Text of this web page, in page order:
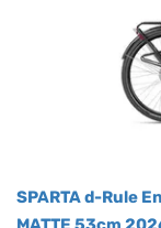
SPARTA d-Rule